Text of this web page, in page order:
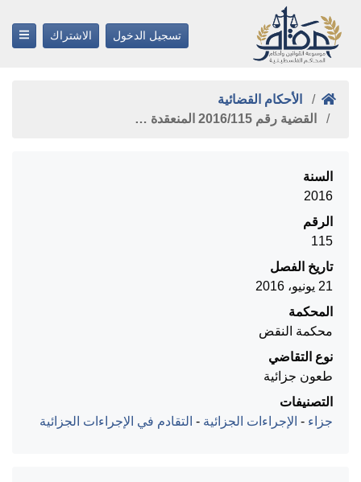
تسجيل الدخول الاشتراك
الأحكام القضائية
القضية رقم ‎115‏/‎2016‏ المنعقدة …
السنة
2016
الرقم
115
تاريخ الفصل
21 يونيو، 2016
المحكمة
محكمة النقض
نوع التقاضي
طعون جزائية
التصنيفات
جزاء - الإجراءات الجزائية - التقادم في الإجراءات الجزائية